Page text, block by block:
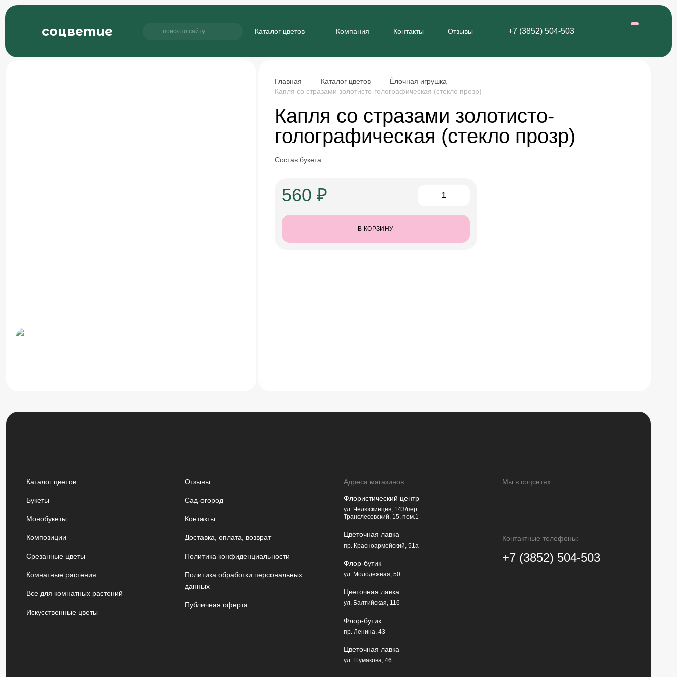
соцветие Каталог цветов Компания Контакты Отзывы +7 (3852) 504-503
Главная Каталог цветов
Ёлочная игрушка
Капля со стразами золотисто-голографическая (стекло прозр)
Капля со стразами золотисто-
голографическая (стекло прозр)
Состав букета:
560 ₽
В КОРЗИНУ
Каталог цветов
Букеты
Монобукеты
Композиции
Срезанные цветы
Комнатные растения
Все для комнатных растений
Искусственные цветы
Отзывы
Сад-огород
Контакты
Доставка, оплата, возврат
Политика конфиденциальности
Политика обработки персональных
данных
Публичная оферта
Адреса магазинов:
Флористический центр
ул. Челюскинцев, 143/пер.
Транслесовский, 15, пом.1
Цветочная лавка
пр. Красноармейский, 51а
Флор-бутик
ул. Молодежная, 50
Цветочная лавка
ул. Балтийская, 116
Флор-бутик
пр. Ленина, 43
Цветочная лавка
ул. Шумакова, 46
Мы в соцсетях:
Контактные телефоны:
+7 (3852) 504-503